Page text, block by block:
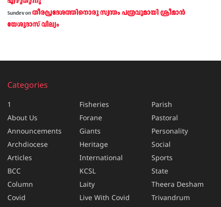
Sundevonതീരപ്രദേശത്തിനൊരു സ്വന്തം പത്രവുമായി ശ്രീമാന്‍
യേശുദാസ് വില്യം
Categories
1
About Us
Announcements
Archdiocese
Articles
BCC
Column
Covid
Fisheries
Forane
Giants
Heritage
International
KCSL
Laity
Live With Covid
Parish
Pastoral
Personality
Social
Sports
State
Theera Desham
Trivandrum